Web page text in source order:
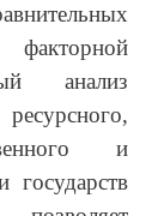
анализ
и
государств